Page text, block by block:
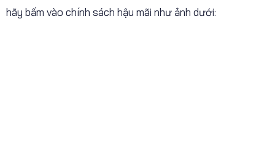
hãy bấm vào chính sách hậu mãi như ảnh dưới: